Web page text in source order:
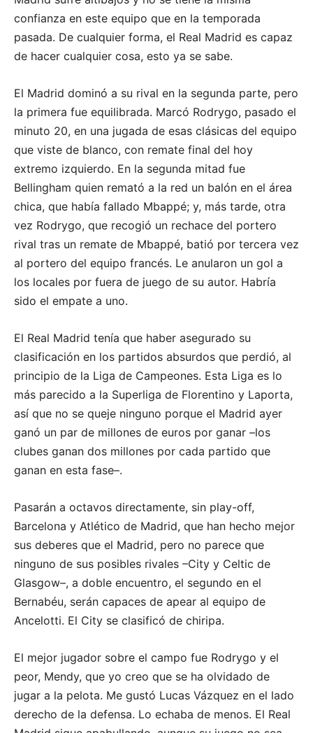
confianza en este equipo que en la temporada
pasada. De cualquier forma, el Real Madrid es capaz
de hacer cualquier cosa, esto ya se sabe.
El Madrid dominó a su rival en la segunda parte, pero
la primera fue equilibrada. Marcó Rodrygo, pasado el
minuto 20, en una jugada de esas clásicas del equipo
que viste de blanco, con remate final del hoy
extremo izquierdo. En la segunda mitad fue
Bellingham quien remató a la red un balón en el área
chica, que había fallado Mbappé; y, más tarde, otra
vez Rodrygo, que recogió un rechace del portero
rival tras un remate de Mbappé, batió por tercera vez
al portero del equipo francés. Le anularon un gol a
los locales por fuera de juego de su autor. Habría
sido el empate a uno.
El Real Madrid tenía que haber asegurado su
clasificación en los partidos absurdos que perdió, al
principio de la Liga de Campeones. Esta Liga es lo
más parecido a la Superliga de Florentino y Laporta,
así que no se queje ninguno porque el Madrid ayer
ganó un par de millones de euros por ganar –los
clubes ganan dos millones por cada partido que
ganan en esta fase–.
Pasarán a octavos directamente, sin play-off,
Barcelona y Atlético de Madrid, que han hecho mejor
sus deberes que el Madrid, pero no parece que
ninguno de sus posibles rivales –City y Celtic de
Glasgow–, a doble encuentro, el segundo en el
Bernabéu, serán capaces de apear al equipo de
Ancelotti. El City se clasificó de chiripa.
El mejor jugador sobre el campo fue Rodrygo y el
peor, Mendy, que yo creo que se ha olvidado de
jugar a la pelota. Me gustó Lucas Vázquez en el lado
derecho de la defensa. Lo echaba de menos. El Real